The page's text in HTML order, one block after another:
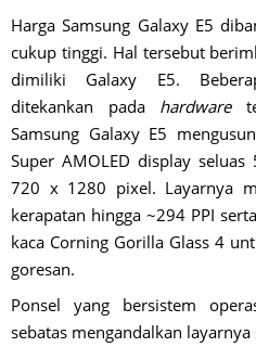
Harga Samsung Galaxy E5
cukup tinggi. Hal tersebut
dimiliki Galaxy E5.
ditekankan pada hardware
Samsung Galaxy E5
Super AMOLED display
720 x 1280 pixel. Layarnya
kerapatan hingga ~294 PPI
kaca Corning Gorilla Glass 4
goresan.
Ponsel yang bersistem
sebatas mengandalkan